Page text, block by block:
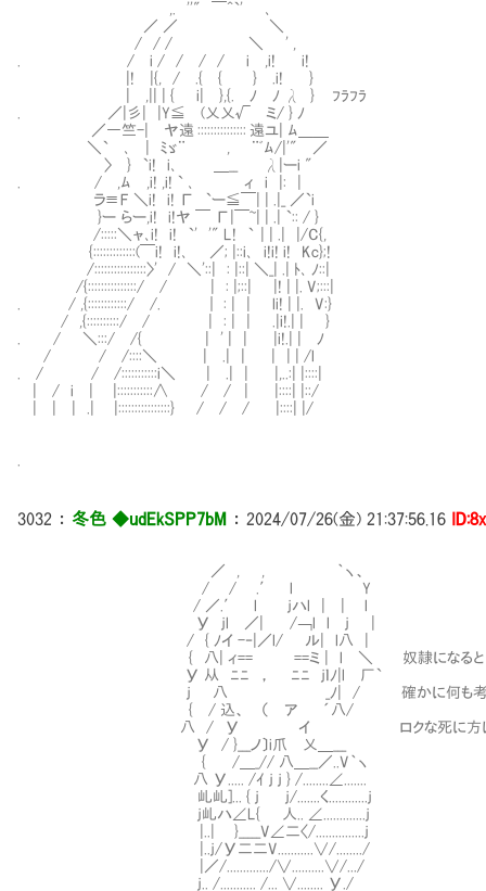
,. ''" ￣^`' ､
／ ／ ＼
/ / / ＼ ' ,
. / i / / / / i ,i! i!
|! |{, / .{ { } .i! }
| ,|| | { i| },{. ﾉ ﾉ λ } ﾌﾗﾌﾗ
. ／|彡| |Y≦Ⅱ(乂乂√Ⅱミ/ } ﾉ
／―竺-| ヤ遠 ::::::::::::::: 遠ユ| ﾑ＿＿
＼` ､ | ﾐゞ¨ , ¨ﾞﾑ/|'" ／
〉 } `i! i､ ＿__ λ|ーi "
. / ,ﾑ ,i! ,i! ` ､ ィ i |: |
ラ≡F ＼i! i! Γ `ー≦￣| | .|_ ／`i
}ー らー,i! i!ヤ ￣ Γ|￣~| | .| `:: / }
/:::::＼ャ､i! i! `' '" L! ` | | .| |/C{,
{:::::::::::::(￣i! i!､ ／; |::i､ i!i! i! Kc};!
/::::::::::::::::〉' / ＼'::| : |::| ＼_| .| ﾄ､ ﾉ::|
/{:::::::::::::::/ / | : |;::| |! | |. V;:::|
. / ,{::::::::::::/ /. ｜ : | | li! | |. V:}
/ ,{::::::::::/ / | : | | .|i!.| | }
. / ＼:::/ /{ | ' | | |i!.| | ﾉ
/ / /::::＼ | .| | | | | /l
. / / /:::::::::::i＼ | .| | |,..:| |::::|
| / i | |:::::::::::∧ / / | |::::| |::/
| | | .| |::::::::::::::::} / / / |::::| |/
3032 ： 冬色 ◆udEkSPP7bM ： 2024/07/26(金) 21:37:56.16
／ , , ｀ヽ、
/ / .′ l Y
/ ／.′ l ｊハl | | l
У ｊl ／| /￢l l ｊ |
/ { ﾉイ -‐|／l/ ル| l八 |
{ 八| ィ== ==ミ | l ＼ 奴隷になるという事はあら
У 从 ﾆﾆ ， ﾆﾆ ｊｌﾉ|l 厂`
ｊ 八 _ﾉ| / 確かに何も考えなくても良い
{ / 込、 （ ア ´八/
八 / У イ ロクな死に方はできない
У / }___ノ〕i爪 乂＿___
{ /＿_// 八＿__／..V｀ヽ
八 У..... /ｲ ｊ ｊ } /........∠.......
乢乢]... { ｊ ｊ/.......く............ｊ
ｊ乢ハ∠L{ 人.. ∠.............ｊ
|..| }_____V∠二〈/...............ｊ
|..ｊ/У二二V...........∨/......../
|／/............./∨..........∨/.../
ｊ.. /........... /... ∨........ У./